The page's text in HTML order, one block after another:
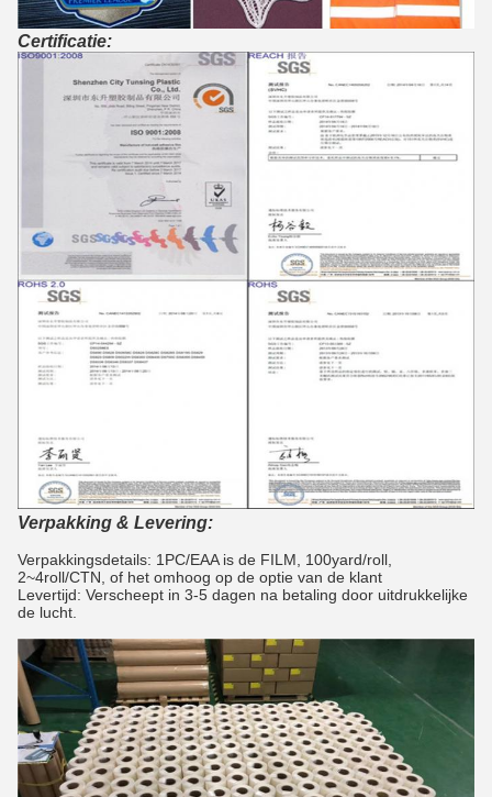
Certificatie:
Verpakking & Levering:
Verpakkingsdetails: 1PC/EAA is de FILM, 100yard/roll,
2~4roll/CTN, of het omhoog op de optie van de klant
Levertijd: Verscheept in 3-5 dagen na betaling door uitdrukkelijke
de lucht.